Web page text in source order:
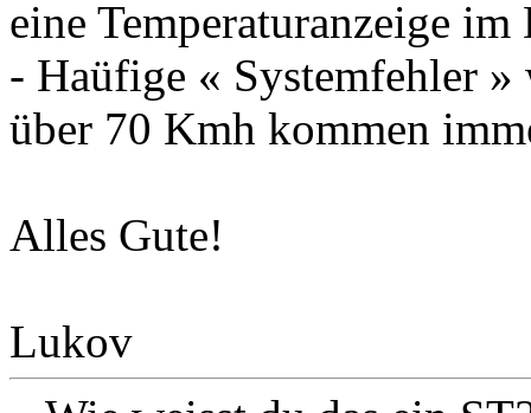
eine Temperaturanzeige
- Haüfige « Systemfehler
über 70 Kmh kommen
Alles Gute!
Lukov